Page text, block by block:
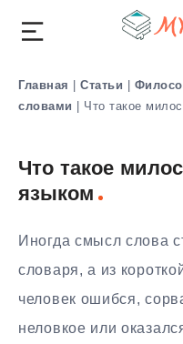
Главная | Статьи |
словами | Что такое
Что такое
языком
Иногда смысл слова
словаря, а из
человек ошибся,
неловкое или